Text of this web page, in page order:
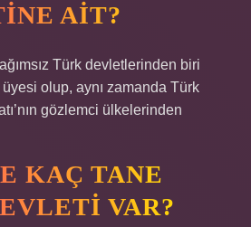
AIT?
Türk devletlerinden biri
olup, aynı zamanda Türk
gözlemci ülkelerinden
KAÇ TANE
VAR?